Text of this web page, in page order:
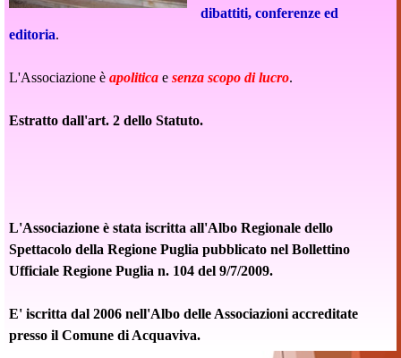
dibattiti, conferenze ed
editoria.
L'Associazione è apolitica e senza scopo di lucro.
Estratto dall'art. 2 dello Statuto.
L'Associazione è stata iscritta all'Albo Regionale dello
Spettacolo della Regione Puglia pubblicato nel Bollettino
Ufficiale Regione Puglia n. 104 del 9/7/2009.
E' iscritta dal 2006 nell'Albo delle Associazioni accreditate
presso il Comune di Acquaviva.